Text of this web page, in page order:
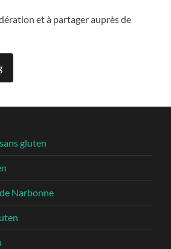
et à partager auprès de
gluten
Narbonne